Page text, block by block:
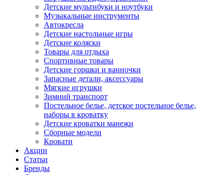
Детские мультибуки и ноутбуки
Музыкальные инструменты
Автокресла
Детские настольные игры
Детские коляски
Товары для отдыха
Спортивные товары
Детские горшки и ванночки
Запасные детали, аксессуары
Мягкие игрушки
Зимний транспорт
Постельное белье, детское постельное белье,
наборы в кроватку
Детские кроватки манежи
Сборные модели
Кровати
Акции
Статьи
Бренды